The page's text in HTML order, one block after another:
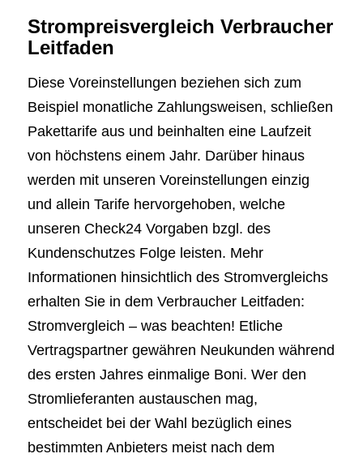
Strompreisvergleich Verbraucher
Leitfaden
Diese Voreinstellungen beziehen sich zum
Beispiel monatliche Zahlungsweisen, schließen
Pakettarife aus und beinhalten eine Laufzeit
von höchstens einem Jahr. Darüber hinaus
werden mit unseren Voreinstellungen einzig
und allein Tarife hervorgehoben, welche
unseren Check24 Vorgaben bzgl. des
Kundenschutzes Folge leisten. Mehr
Informationen hinsichtlich des Stromvergleichs
erhalten Sie in dem Verbraucher Leitfaden:
Stromvergleich – was beachten! Etliche
Vertragspartner gewähren Neukunden während
des ersten Jahres einmalige Boni. Wer den
Stromlieferanten austauschen mag,
entscheidet bei der Wahl bezüglich eines
bestimmten Anbieters meist nach dem